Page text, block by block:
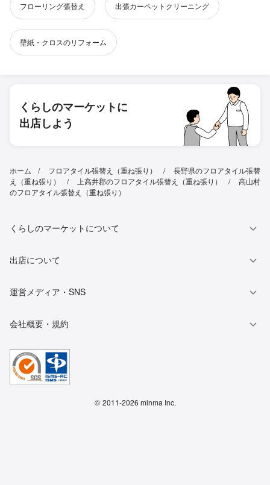
フローリング張替え 出張カーペットクリーニング
壁紙・クロスのリフォーム
くらしのマーケットに
出店しよう
ホーム フロアタイル張替え（重ね張り）
長野県のフロアタイル張替
え（重ね張り）
上高井郡のフロアタイル張替え（重ね張り）
高山村
のフロアタイル張替え（重ね張り）
くらしのマーケットについて
出店について
運営メディア・SNS
会社概要・規約
© 2011-2026 minma Inc.